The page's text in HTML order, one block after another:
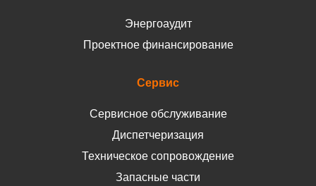
Энергоаудит
Проектное финансирование
Сервис
Сервисное обслуживание
Диспетчеризация
Техническое сопровождение
Запасные части